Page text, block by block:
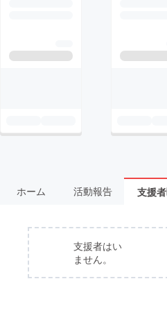
ホーム 活動報告 支援者
支援者はい
ません。